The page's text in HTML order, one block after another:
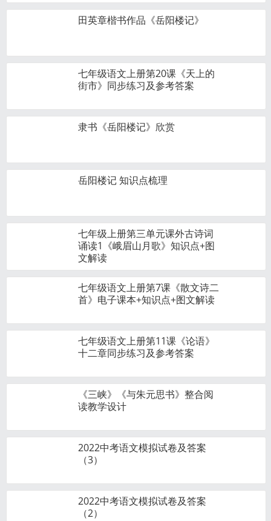
田英章楷书作品《岳阳楼记》
七年级语文上册第20课《天上的
街市》同步练习及参考答案
隶书《岳阳楼记》欣赏
岳阳楼记 知识点梳理
七年级上册第三单元课外古诗词
诵读1《峨眉山月歌》知识点+图
文解读
七年级语文上册第7课《散文诗二
首》电子课本+知识点+图文解读
七年级语文上册第11课《论语》
十二章同步练习及参考答案
《三峡》《与朱元思书》整合阅
读教学设计
2022中考语文模拟试卷及答案
（3）
2022中考语文模拟试卷及答案
（2）